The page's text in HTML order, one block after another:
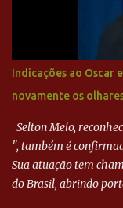
bola, mas não o
Goiás era nulo, tanto
minutos, Jefferson
minutos depois,
goleiro rival, que
outra boa chance,
Indicações ao Oscar
novamente os
Selton Melo,
", também é
Sua atuação tem
do Brasil, abrindo